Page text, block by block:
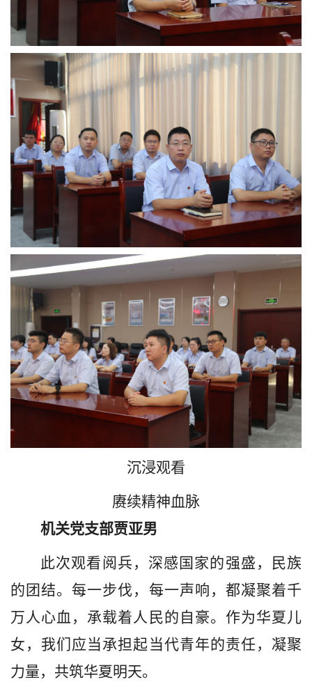
沉浸观看
赓续精神血脉
机关党支部贾亚男
此次观看阅兵，深感国家的强盛，民族
的团结。每一步伐，每一声响，都凝聚着千
万人心血，承载着人民的自豪。作为华夏儿
女，我们应当承担起当代青年的责任，凝聚
力量，共筑华夏明天。